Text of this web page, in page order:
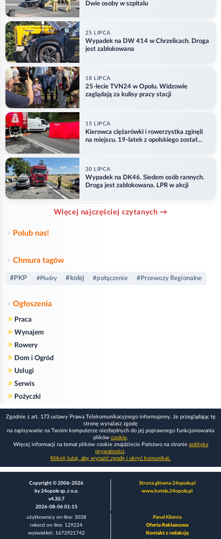
Dwie osoby w szpitalu
25 LIPCA
Wypadek na DW 414 w Chrzelicach. Droga
jest zablokowana
18 LIPCA
25-lecie TVN24 w Opolu. Widzowie
zaglądają za kulisy pracy stacji
15 LIPCA
Kierowca ciężarówki i rowerzystka zginęli
na miejscu. 19-latek z opolskiego został
30 LIPCA
Wypadek na DK46. Siedem osób rannych.
Droga jest zablokowana. LPR w akcji
Więcej najczęściej czytanych →
Polub nas!
Chmura tagów
#PKP #Pludry #kolej #połączenie #Przewozy Regionalne
Ogłoszenia
» Praca
» Wynajem
» Rowery
» Dom i Ogród
» Usługi
» Serwis
» Pożyczki
Zgodnie z art. 173 ustawy Prawa Telekomunikacyjnego informujemy, że przeglądając tę
stronę wyrażasz zgodę
na zapisywanie na Twoim komputerze niezbędnych do jej poprawnego funkcjonowania
plików cookie.
Więcej informacji na temat plików cookie znajdziecie Państwo na stronie polityka
prywatności.
Kliknij tutaj, aby wyrazić zgodę i ukryć komunikat.
Copyright © 2006-2026
by 24opole sp. z o.o.
v4.30.7
2026-08-06 01:15
Strona główna 24opole.pl
www.hotele.24opole.pl
użytkownicy on-line: 3038
rekord on-line: 129224
wyświetleń: 1672921742
Panel Klienta
Oferta Reklamowa
Kontakt z redakcją